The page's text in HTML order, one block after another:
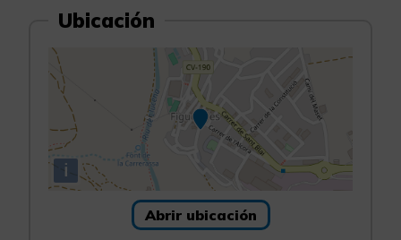
Ubicación
i
Abrir ubicación